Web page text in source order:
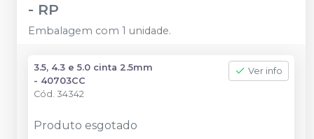
- RP
Embalagem com 1 unidade.
3.5, 4.3 e 5.0 cinta 2.5mm
- 40703CC
Cód. 34342
Ver info
Produto esgotado